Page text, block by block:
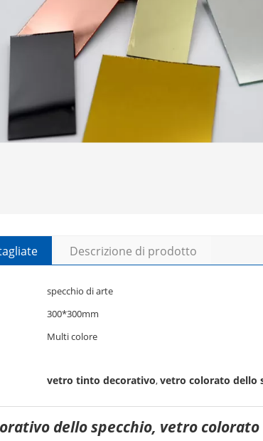
Descrizione di prodotto
specchio di arte
300*300mm
Multi colore
vetro tinto decorativo,vetro colorato dello
dello specchio, vetro